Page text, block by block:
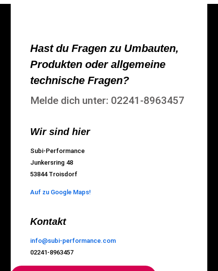
Hast du Fragen zu Umbauten,
Produkten oder allgemeine
technische Fragen?
Melde dich unter: 02241-8963457
Wir sind hier
Subi-Performance
Junkersring 48
53844 Troisdorf
Auf zu Google Maps!
Kontakt
info@subi-performance.com
02241-8963457